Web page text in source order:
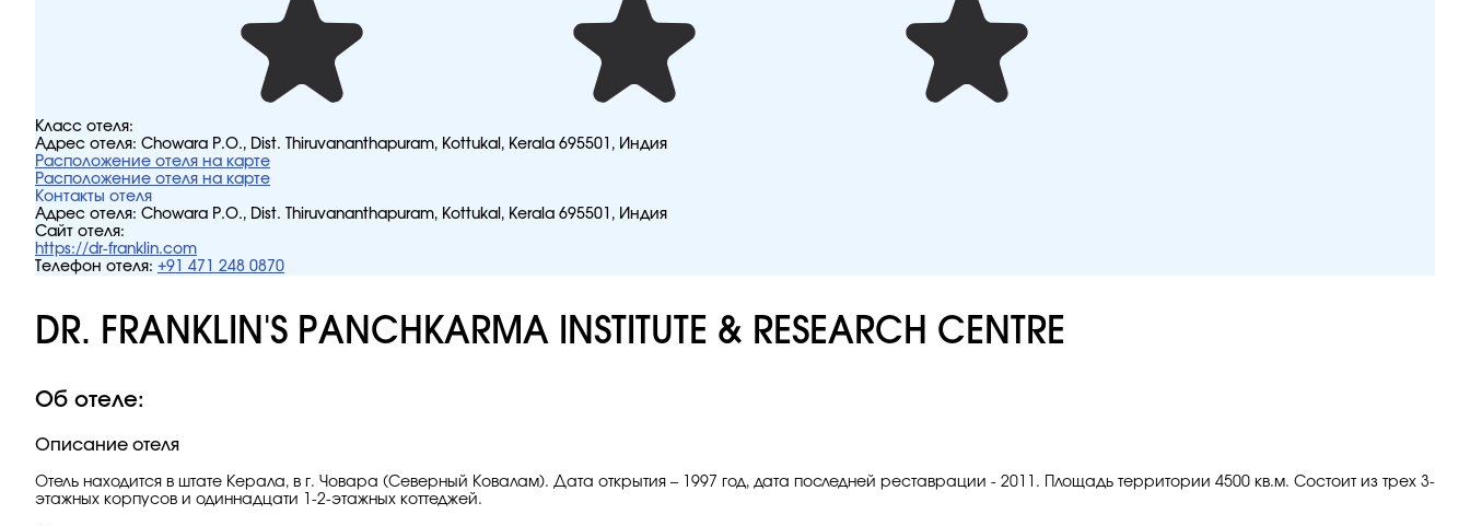
Класс отеля:
Адрес отеля: Chowara P.O., Dist. Thiruvananthapuram, Kottukal, Kerala 695501, Индия
Расположение отеля на карте
Расположение отеля на карте
Контакты отеля
Адрес отеля: Chowara P.O., Dist. Thiruvananthapuram, Kottukal, Kerala 695501, Индия
Сайт отеля:
https://dr-franklin.com
Телефон отеля: +91 471 248 0870
DR. FRANKLIN'S PANCHKARMA INSTITUTE & RESEARCH CENTRE
Об отеле:
Описание отеля
Отель находится в штате Керала, в г. Човара (Северный Ковалам). Дата открытия – 1997 год, дата последней реставрации - 2011. Площадь территории 4500 кв.м. Состоит из трех 3-
этажных корпусов и одиннадцати 1-2-этажных коттеджей.